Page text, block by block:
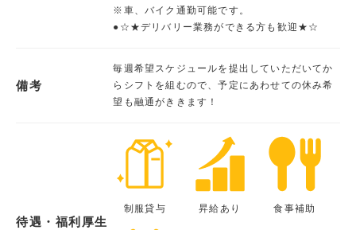
※車、バイク通勤可能です。
●☆★デリバリー業務ができる方も歓迎★☆
備考
毎週希望スケジュールを提出していただいてか
らシフトを組むので、予定にあわせての休み希
望も融通がききます！
待遇・福利厚生
制服貸与 昇給あり 食事補助